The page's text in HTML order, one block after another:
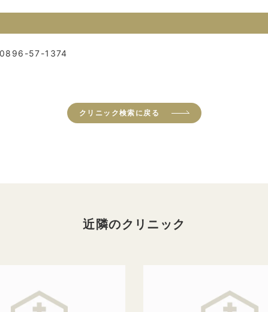
0896-57-1374
クリニック検索に戻る
近隣のクリニック